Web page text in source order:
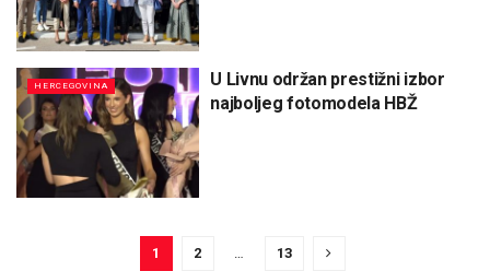
HERCEGOVINA
U Livnu održan prestižni izbor
najboljeg fotomodela HBŽ
1 2 … 13